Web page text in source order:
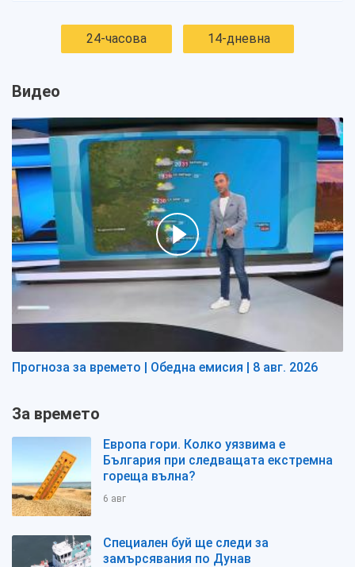
24-часова 14-дневна
Видео
Прогноза за времето | Обедна емисия | 8 авг. 2026
За времето
Европа гори. Колко уязвима е
България при следващата екстремна
гореща вълна?
6 авг
Специален буй ще следи за
замърсявания по Дунав